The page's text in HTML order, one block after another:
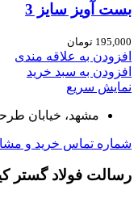
بست آویز سایز 3
195,000 تومان
افزودن به علاقه مندی
افزودن به سبد خرید
نمایش سریع
مشهد، خیابان
شماره تماس خرید و مشاوره
رسالت فولاد گستر